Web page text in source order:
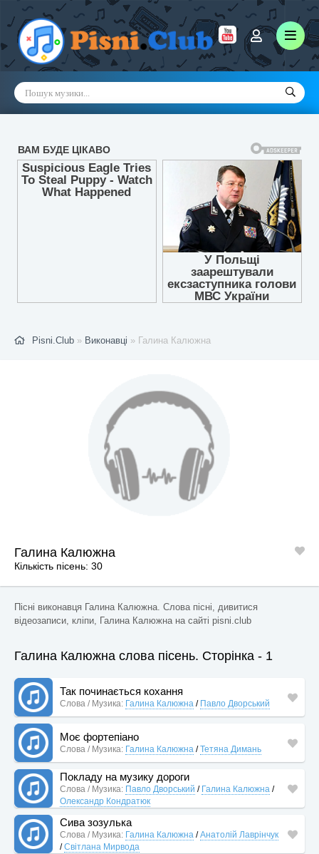
Pisni.Club » Виконавці » Галина Калюжна
Галина Калюжна
Кількість пісень: 30
Пісні виконавця Галина Калюжна. Слова пісні, дивитися
відеозаписи, кліпи, Галина Калюжна на сайті pisni.club
Галина Калюжна слова пісень. Сторінка - 1
Так починається кохання
Слова / Музика: Галина Калюжна / Павло Дворський
Моє фортепіано
Слова / Музика: Галина Калюжна /Тетяна Димань
Покладу на музику дороги
Слова / Музика: Павло Дворський / Галина Калюжна /
Олександр Кондратюк
Сива зозулька
Слова / Музика: Галина Калюжна /Анатолій Лаврінчук
/Світлана Мирвода